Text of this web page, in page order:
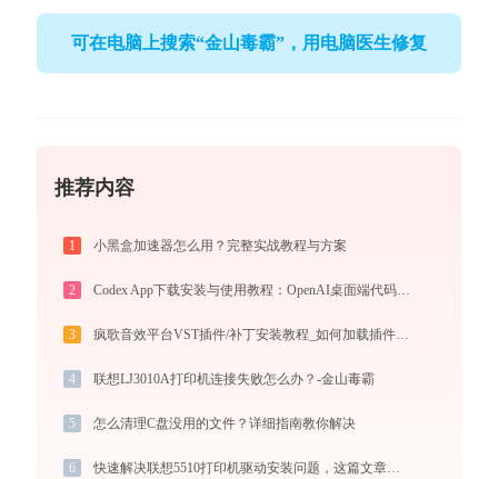
可在电脑上搜索“金山毒霸”，用电脑医生修复
推荐内容
1 小黑盒加速器怎么用？完整实战教程与方案
2 Codex App下载安装与使用教程：OpenAI桌面端代码助手从入门到高效协作
3 疯歌音效平台VST插件/补丁安装教程_如何加载插件效果包
4 联想LJ3010A打印机连接失败怎么办？-金山毒霸
5 怎么清理C盘没用的文件？详细指南教你解决
6 快速解决联想5510打印机驱动安装问题，这篇文章告诉你方法